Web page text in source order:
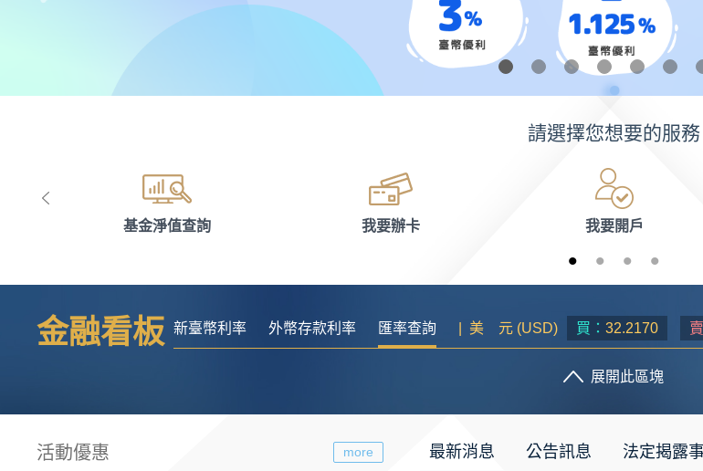
請選擇您想要的服務
基金淨值查詢 我要辦卡 我要開戶
金融看板 新臺幣利率 外幣存款利率 匯率查詢 | 美 元 (USD) 32.2170
展開此區塊
活動優惠 more 最新消息 公告訊息 法定揭露